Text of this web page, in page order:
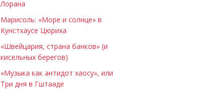
Лорана
Марисоль: «Море и солнце» в
Кунстхаусе Цюриха
«Швейцария, страна банков» (и
кисельных берегов)
«Музыка как антидот хаосу», или
Три дня в Гштааде